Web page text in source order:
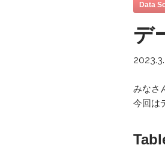
Data
デ
みなさ
今回は